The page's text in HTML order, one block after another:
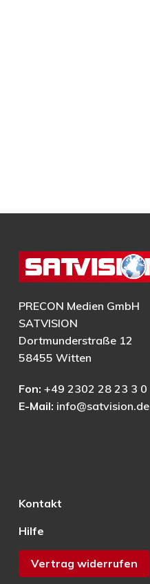
PRECON Medien GmbH
SATVISION
Dortmunderstraße 12
58455 Witten
Fon: +49 2302 28 23 3 0
E-Mail: info@satvision.de
Kontakt
Hilfe
Vertrag widerrufen